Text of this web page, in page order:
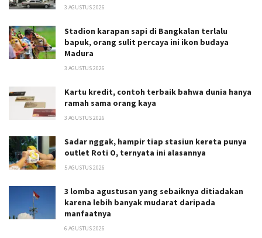
3 AGUSTUS 2026
Stadion karapan sapi di Bangkalan terlalu
bapuk, orang sulit percaya ini ikon budaya
Madura
3 AGUSTUS 2026
Kartu kredit, contoh terbaik bahwa dunia hanya
ramah sama orang kaya
3 AGUSTUS 2026
Sadar nggak, hampir tiap stasiun kereta punya
outlet Roti O, ternyata ini alasannya
5 AGUSTUS 2026
3 lomba agustusan yang sebaiknya ditiadakan
karena lebih banyak mudarat daripada
manfaatnya
6 AGUSTUS 2026